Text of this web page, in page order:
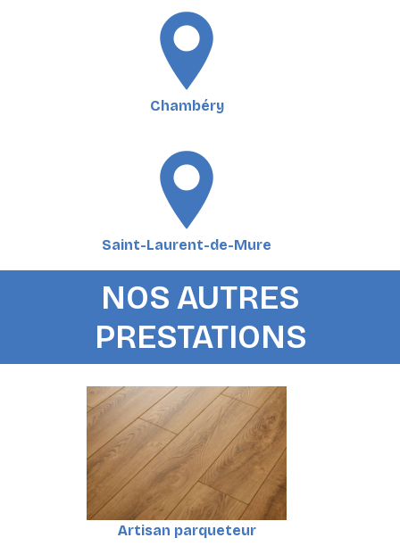
Chambéry
Saint-Laurent-de-Mure
NOS AUTRES
PRESTATIONS
Artisan parqueteur